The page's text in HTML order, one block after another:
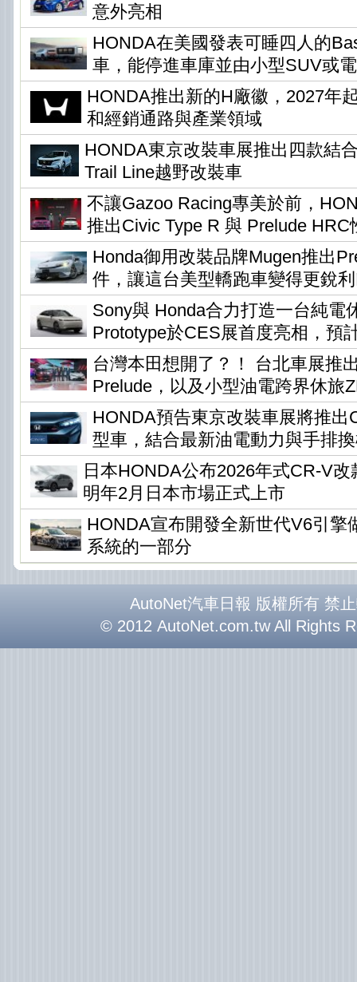
意外亮相
HONDA在美國發表可睡四人的
車，能停進車庫並由小型SUV或
HONDA推出新的H廠徽，2027年
和經銷通路與產業領域
HONDA東京改裝車展推出四款結
Trail Line越野改裝車
不讓Gazoo Racing專美於前，
推出Civic Type R 與 Prelude HRC
Honda御用改裝品牌Mugen推出
件，讓這台美型轎跑車變得更銳
Sony與 Honda合力打造一台純電
Prototype於CES展首度亮相，預
台灣本田想開了？！ 台北車展推
Prelude，以及小型油電跨界休旅
HONDA預告東京改裝車展將推出
型車，結合最新油電動力與手排
日本HONDA公布2026年式CR-V
明年2月日本市場正式上市
HONDA宣布開發全新世代V6引擎
系統的一部分
AutoNet汽車日報 版權所有 禁
© 2012 AutoNet.com.tw All Rights